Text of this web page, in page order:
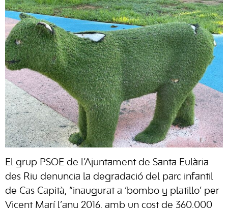
El grup PSOE de l’Ajuntament de Santa Eulària
des Riu denuncia la degradació del parc infantil
de Cas Capità, “inaugurat a ‘bombo y platillo’ per
Vicent Marí l’any 2016, amb un cost de 360.000